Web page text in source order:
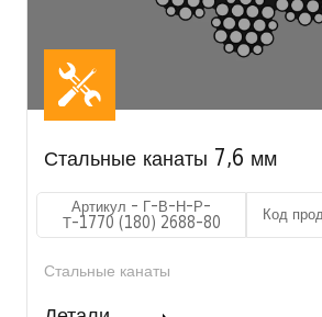
Стальные канаты 7,6 мм
Артикул - Г-В-Н-Р-
Т-1770 (180) 2688-80
Код
Стальные канаты